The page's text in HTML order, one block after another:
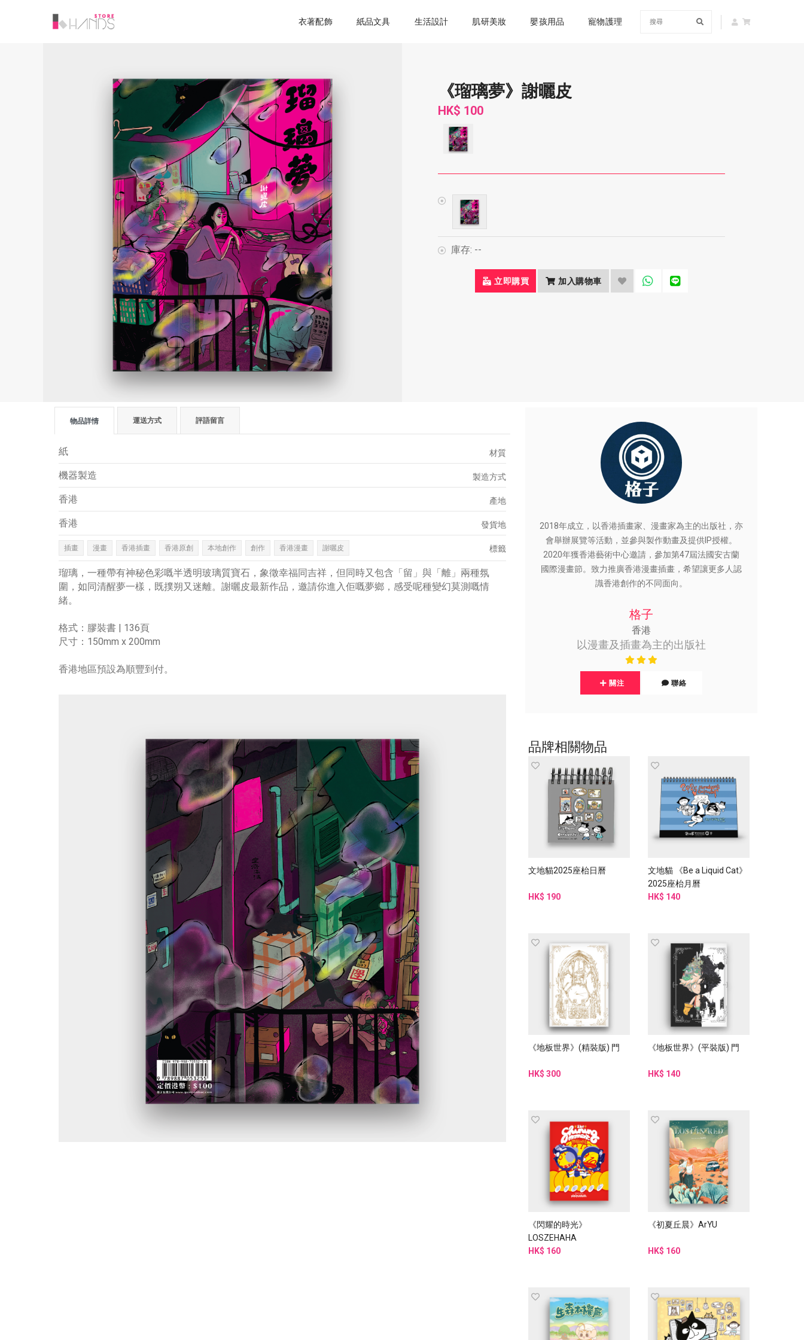
衣著配飾 紙品文具 生活設計 肌研美妝 嬰孩用品 寵物護理
《瑠璃夢》謝曬皮
HK$ 100
庫存: --
立即購買 加入購物車
物品詳情 運送方式 評語留言
材質
紙
製造方式
機器製造
產地
香港
發貨地
香港
標籤
插畫 漫畫 香港插畫 香港原創 本地創作 創作 香港漫畫 謝曬皮
瑠璃，一種帶有神秘色彩嘅半透明玻璃質寶石，象徵幸福同吉祥，但同時又包含「留」與「離」兩種氛
圍，如同清醒夢一樣，既撲朔又迷離。謝曬皮最新作品，邀請你進入佢嘅夢鄉，感受呢種變幻莫測嘅情
緒。
格式：膠裝書 | 136頁
尺寸：150mm x 200mm
香港地區預設為順豐到付。
2018年成立，以香港插畫家、漫畫家為主的出版社，亦
會舉辦展覽等活動，並參與製作動畫及提供IP授權。
2020年獲香港藝術中心邀請，參加第47屆法國安古蘭
國際漫畫節。致力推廣香港漫畫插畫，希望讓更多人認
識香港創作的不同面向。
格子
香港
以漫畫及插畫為主的出版社
關注 聯絡
品牌相關物品
文地貓2025座枱日曆
HK$ 190
文地貓 《Be a Liquid Cat》
2025座枱月曆
HK$ 140
《地板世界》(精裝版) 門
HK$ 300
《地板世界》(平裝版) 門
HK$ 140
《閃耀的時光》
LOSZEHAHA
HK$ 160
《初夏丘晨》ArYU
HK$ 160